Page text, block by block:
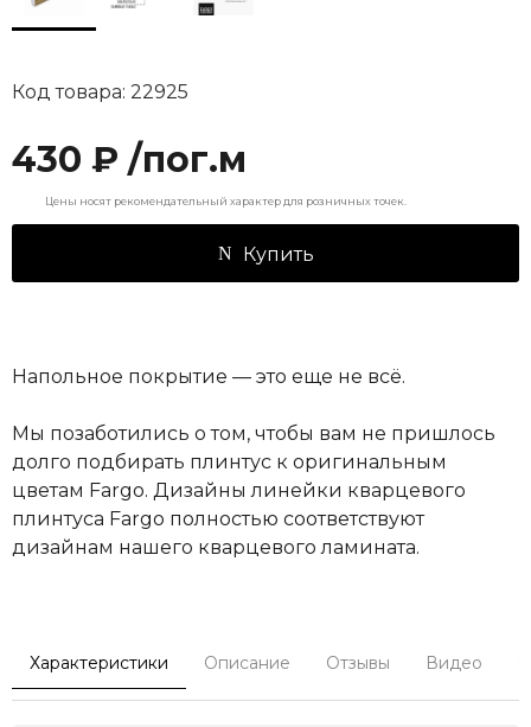
Код товара: 22925
430 ₽ /пог.м
Цены носят рекомендательный характер для розничных точек.
Купить
Напольное покрытие — это еще не всё.
Мы позаботились о том, чтобы вам не пришлось
долго подбирать плинтус к оригинальным
цветам Fargo. Дизайны линейки кварцевого
плинтуса Fargo полностью соответствуют
дизайнам нашего кварцевого ламината.
Характеристики Описание Отзывы Видео